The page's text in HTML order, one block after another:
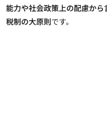
能力や社会政策上の配慮か
税制の大原則です。